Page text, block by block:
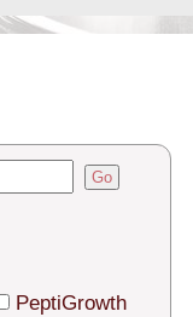
Go
PeptiGrowth